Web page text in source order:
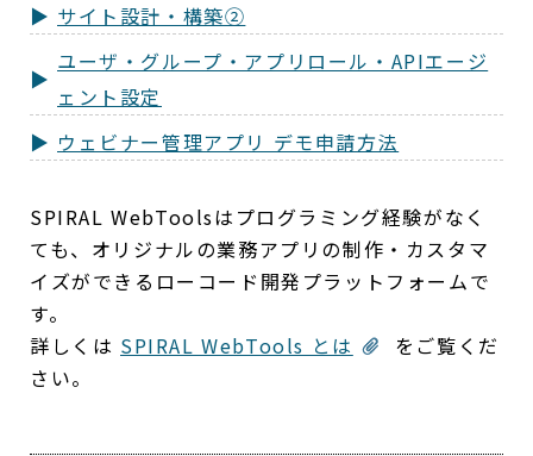
サイト設計・構築②
ユーザ・グループ・アプリロール・APIエージ
ェント設定
ウェビナー管理アプリ デモ申請方法
SPIRAL WebToolsはプログラミング経験がなく
ても、オリジナルの業務アプリの制作・カスタマ
イズができるローコード開発プラットフォームで
す。
詳しくは SPIRAL WebTools とは
をご覧くだ
さい。